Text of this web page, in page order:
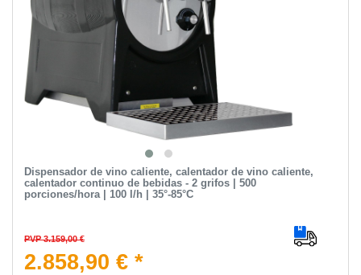
Dispensador de vino caliente, calentador de vino caliente,
calentador continuo de bebidas - 2 grifos | 500
porciones/hora | 100 l/h | 35°-85°C
PVP 3.159,00 €
2.858,90 € *